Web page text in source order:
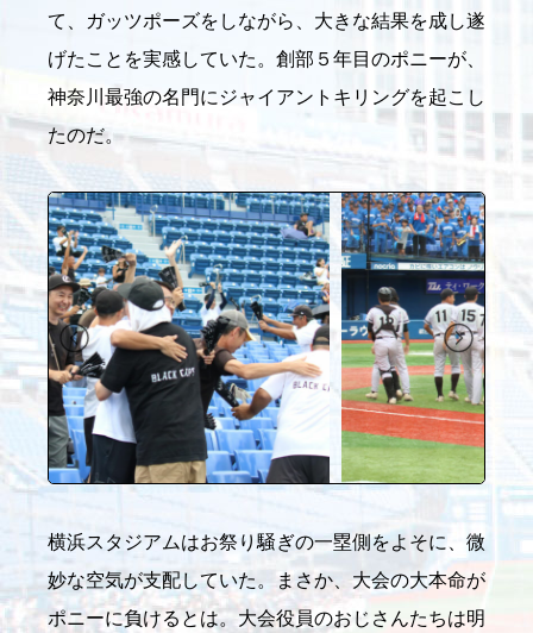
て、ガッツポーズをしながら、大きな結果を成し遂
げたことを実感していた。創部５年目のポニーが、
神奈川最強の名門にジャイアントキリングを起こし
たのだ。
横浜スタジアムはお祭り騒ぎの一塁側をよそに、微
妙な空気が支配していた。まさか、大会の大本命が
ポニーに負けるとは。大会役員のおじさんたちは明